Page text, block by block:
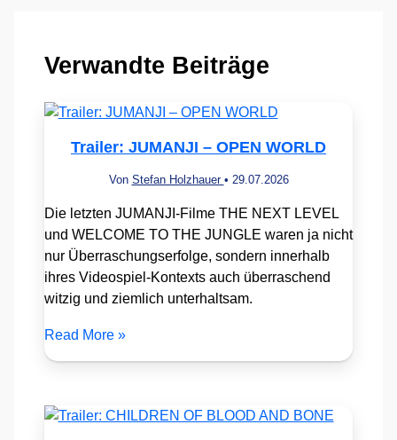
Verwandte Beiträge
Trailer: JUMANJI – OPEN WORLD
Von Stefan Holzhauer • 29.07.2026
Die letzten JUMANJI-Filme THE NEXT LEVEL
und WELCOME TO THE JUNGLE waren ja nicht
nur Überraschungserfolge, sondern innerhalb
ihres Videospiel-Kontexts auch überraschend
witzig und ziemlich unterhaltsam.
Read More »